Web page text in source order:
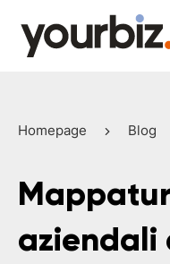
Homepage Blog
aziendali